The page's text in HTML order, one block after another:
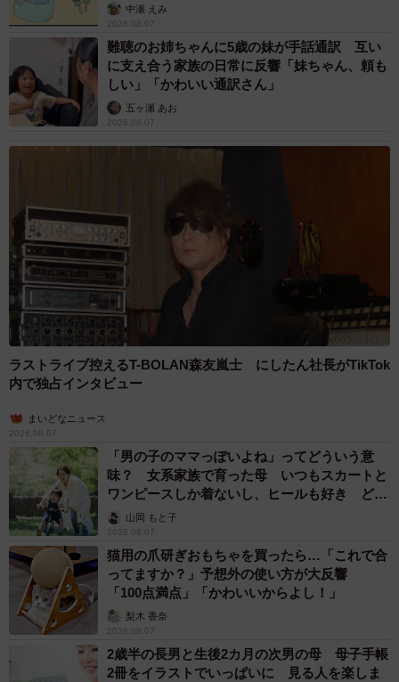
中瀬 えみ
2026.08.07
難聴のお姉ちゃんに5歳の妹が手話通訳 互い
に支え合う家族の日常に反響「妹ちゃん、頼も
しい」「かわいい通訳さん」
五ヶ瀬 あお
2026.08.07
ラストライブ控えるT-BOLAN森友嵐士 にしたん社長がTikTok
内で独占インタビュー
まいどなニュース
2026.08.07
「男の子のママっぽいよね」ってどういう意
味？ 女系家族で育った母 いつもスカートと
ワンピースしか着ないし、ヒールも好き どの
へんが…
山岡 もと子
2026.08.07
猫用の爪研ぎおもちゃを買ったら…「これで合
ってますか？」予想外の使い方が大反響
「100点満点」「かわいいからよし！」
梨木 香奈
2026.08.07
2歳半の長男と生後2カ月の次男の母 母子手帳
2冊をイラストでいっぱいに 見る人を楽しま